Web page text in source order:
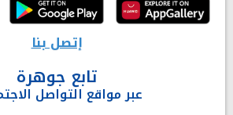
إتصل بنا
تابع جوهرة
عبر مواقع التواصل